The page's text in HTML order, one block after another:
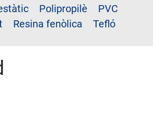
Polipropilè
PVC
Resina fenòlica Tefló